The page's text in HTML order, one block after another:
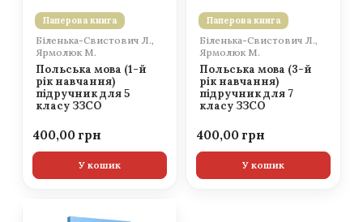
Паперова книга
Біленька-Свистович Л.,
Ярмолюк М.
Польська мова (1-й
рік навчання)
підручник для 5
класу ЗЗСО
400,00
У кошик
Паперова книга
Біленька-Свистович Л.,
Ярмолюк М.
Польська мова (3-й
рік навчання)
підручник для 7
класу ЗЗСО
400,00
У кошик